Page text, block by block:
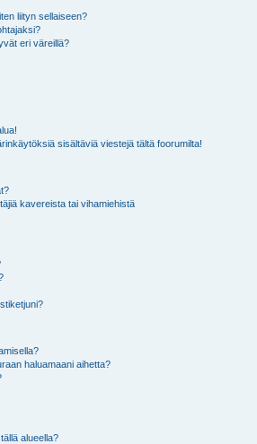
liityn sellaiseen?
eri väreillä?
sisältäviä viestejä tältä foorumilta!
kavereista tai vihamiehistä
haluamaani aihetta?
alueella?